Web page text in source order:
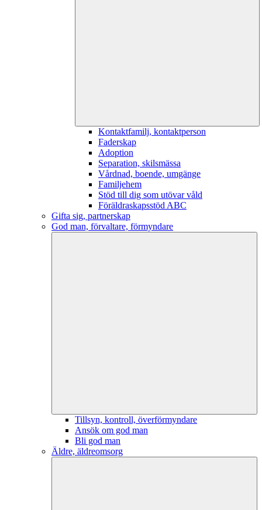
Kontaktfamilj, kontaktperson
Faderskap
Adoption
Separation, skilsmässa
Vårdnad, boende, umgänge
Familjehem
Stöd till dig som utövar våld
Föräldraskapsstöd ABC
Gifta sig, partnerskap
God man, förvaltare, förmyndare
Tillsyn, kontroll, överförmyndare
Ansök om god man
Bli god man
Äldre, äldreomsorg